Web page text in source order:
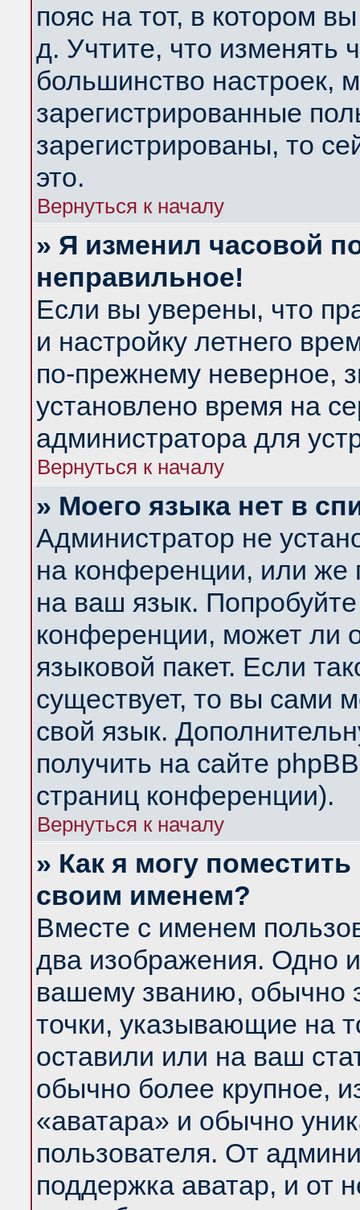
пояс на тот, в котором
д. Учтите, что изменять
большинство настроек,
зарегистрированные
зарегистрированы, то
это.
Вернуться к началу
» Я изменил часовой
неправильное!
Если вы уверены, что
и настройку летнего
по-прежнему неверное,
установлено время на
администратора для
Вернуться к началу
» Моего языка нет в
Администратор не
на конференции, или же
на ваш язык.
конференции, может ли
языковой пакет. Если
существует, то вы сами
свой язык.
получить на сайте
страниц конференции).
Вернуться к началу
» Как я могу
своим именем?
Вместе с именем
два изображения. Одно
вашему званию, обычно
точки, указывающие на
оставили или на ваш
обычно более крупное,
«аватара» и обычно
пользователя. От
поддержка аватар, и от